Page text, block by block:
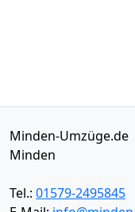
Minden-Umzüge.de
Minden
Tel.: 01579-2495845